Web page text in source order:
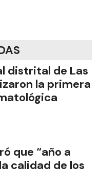
distrital de Las
la primera
que “año a
calidad de los